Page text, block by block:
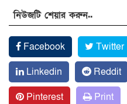
নিউজটি শেয়ার করুন..
Facebook Twitter
Linkedin
Reddit
Pinterest
Print